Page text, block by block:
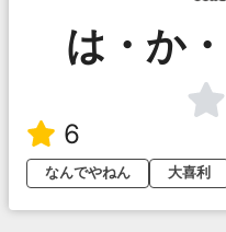
は・か
6
なんでやねん
大喜利